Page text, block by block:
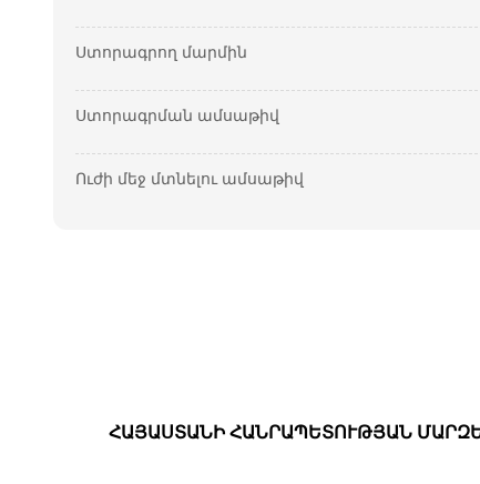
Ստորագրող մարմին
Ստորագրման ամսաթիվ
Ուժի մեջ մտնելու ամսաթիվ
ՀԱՅԱՍՏԱՆԻ ՀԱՆՐԱՊԵՏՈՒԹՅԱՆ